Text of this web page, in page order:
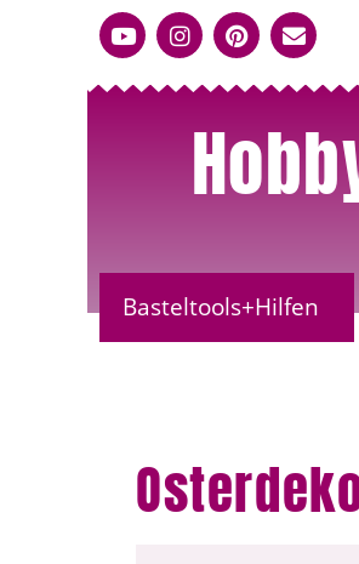
Basteltools+Hilfen